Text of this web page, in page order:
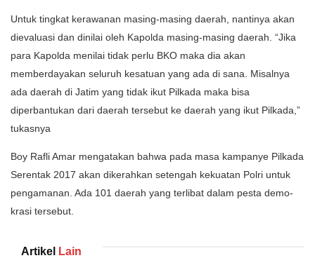
Untuk tingkat kerawanan masing-masing daerah, nan­tinya akan
dievaluasi dan dinilai oleh Kapolda masing-masing daerah. “Jika
para Kapolda meni­lai tidak perlu BKO maka dia akan
memberdayakan selu­ruh kesatuan yang ada di sana. Misalnya
ada daerah di Jatim yang tidak ikut Pilkada maka bisa
diperbantukan dari daerah tersebut ke daerah yang ikut Pilkada,”
tukasnya
Boy Rafli Amar menga­takan bahwa pada masa kam­pa­nye Pilkada
Serentak 2017 akan dikerahkan setengah ke­kuatan Polri untuk
penga­ma­nan. Ada 101 daerah yang terlibat dalam pesta de­mo­
krasi tersebut.
Artikel Lain